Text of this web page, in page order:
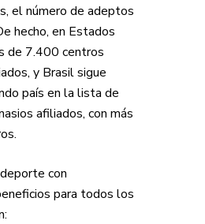
el número de adeptos
hecho, en Estados
de 7.400 centros
y Brasil sigue
país en la lista de
afiliados, con más
con
para todos los